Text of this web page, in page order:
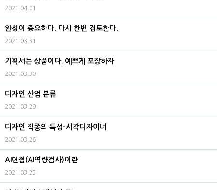
2021.04.01
완성이 중요하다. 다시 한번 검토한다.
2021.03.31
기획서는 상품이다. 예쁘게 포장하자
2021.03.30
디자인 산업 분류
2021.03.29
디자인 직종의 특성-시각디자이너
2021.03.26
AI면접(AI역량검사)이란
2021.03.25